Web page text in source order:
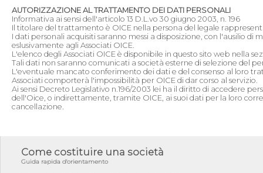
AUTORIZZAZIONE AL TRATTAMENTO DEI DATI PERSONALI
Informativa ai sensi dell'articolo 13 D.L.vo 30 giugno 2003, n. 196
Il titolare del trattamento è OICE nella persona del legale
I dati personali acquisiti saranno messi a disposizione, con l'ausilio
eslusivamente agli Associati OICE.
L'elenco degli Associati OICE è disponibile in questo sito web nella
Tali dati non saranno comunicati a società esterne di selezione del
L'eventuale mancato conferimento dei dati e del consenso al loro
Associati comporterà l'impossibilità per OICE di dar corso al servizio.
Ai sensi Decreto Legislativo n.196/2003 lei ha il diritto di accedere
dell'Oice, o indirettamente, tramite OICE, ai suoi dati per la loro
cancellazione.
Come costituire una società
Guida rapida d'orientamento